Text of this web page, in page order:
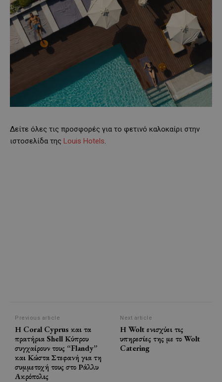
Δείτε όλες τις προσφορές για το φετινό καλοκαίρι στην
ιστοσελίδα της Louis Hotels
Previous article
Η Coral Cyprus και τα
πρατήρια Shell Κύπρου
συγχαίρουν τους “Flandy”
και Κώστα Στεφανή για τη
συμμετοχή τους στο Ράλλυ
Ακρόπολις
Next article
Η Wolt ενισχύει τις
υπηρεσίες της με το Wolt
Catering